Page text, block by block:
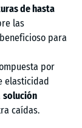
de hasta
las
para
por
elasticidad
solución
caídas.